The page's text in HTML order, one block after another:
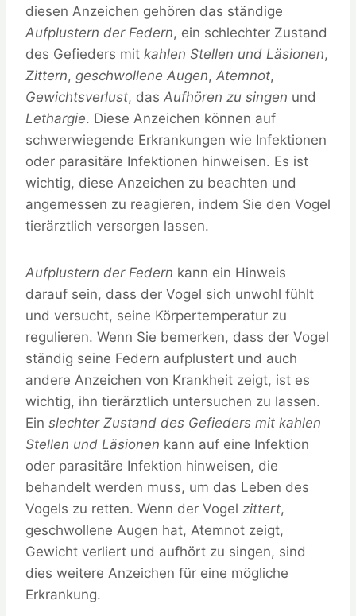
diesen Anzeichen gehören das ständige
Aufplustern der Federn, ein schlechter Zustand
des Gefieders mit kahlen Stellen und Läsionen,
Zittern, geschwollene Augen, Atemnot,
Gewichtsverlust, das Aufhören zu singen und
Lethargie. Diese Anzeichen können auf
schwerwiegende Erkrankungen wie Infektionen
oder parasitäre Infektionen hinweisen. Es ist
wichtig, diese Anzeichen zu beachten und
angemessen zu reagieren, indem Sie den Vogel
tierärztlich versorgen lassen.
Aufplustern der Federn kann ein Hinweis
darauf sein, dass der Vogel sich unwohl fühlt
und versucht, seine Körpertemperatur zu
regulieren. Wenn Sie bemerken, dass der Vogel
ständig seine Federn aufplustert und auch
andere Anzeichen von Krankheit zeigt, ist es
wichtig, ihn tierärztlich untersuchen zu lassen.
Ein slechter Zustand des Gefieders mit kahlen
Stellen und Läsionen kann auf eine Infektion
oder parasitäre Infektion hinweisen, die
behandelt werden muss, um das Leben des
Vogels zu retten. Wenn der Vogel zittert,
geschwollene Augen hat, Atemnot zeigt,
Gewicht verliert und aufhört zu singen, sind
dies weitere Anzeichen für eine mögliche
Erkrankung.